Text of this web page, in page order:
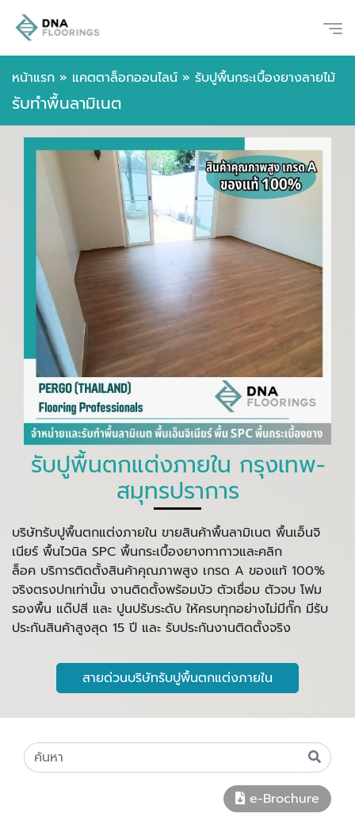
หน้าแรก » แคตตาล็อกออนไลน์ » รับปูพื้นกระเบื้องยางลายไม้
รับทำพื้นลามิเนต
รับปูพื้นตกแต่งภายใน กรุงเทพ-
สมุทรปราการ
บริษัทรับปูพื้นตกแต่งภายใน ขายสินค้าพื้นลามิเนต พื้นเอ็นจิ
เนียร์ พื้นไวนิล SPC พื้นกระเบื้องยางทากาวและคลิก
ล็อค บริการติดตั้งสินค้าคุณภาพสูง เกรด A ของแท้ 100%
จริงตรงปกเท่านั้น งานติดตั้งพร้อมบัว ตัวเชื่อม ตัวจบ โฟม
รองพื้น แด๊ปสี และ ปูนปรับระดับ ให้ครบทุกอย่างไม่มีกั๊ก มีรับ
ประกันสินค้าสูงสุด 15 ปี และ รับประกันงานติดตั้งจริง
สายด่วนบริษัทรับปูพื้นตกแต่งภายใน
e-Brochure